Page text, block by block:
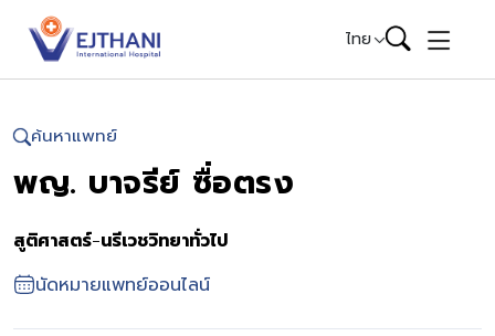
Skip to content
ไทย
ค้นหาแพทย์
พญ. บาจรีย์ ซื่อตรง
สูติศาสตร์-นรีเวชวิทยาทั่วไป
นัดหมายแพทย์ออนไลน์